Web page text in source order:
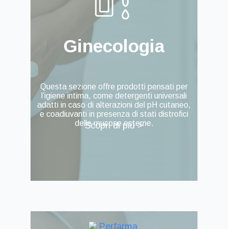
Ginecologia
Questa sezione offre prodotti pensati per
l’igiene intima, come detergenti universali
adatti in caso di alterazioni del pH cutaneo,
e coadiuvanti in presenza di stati distrofici
delle mucose esterne.
Scopri di più >